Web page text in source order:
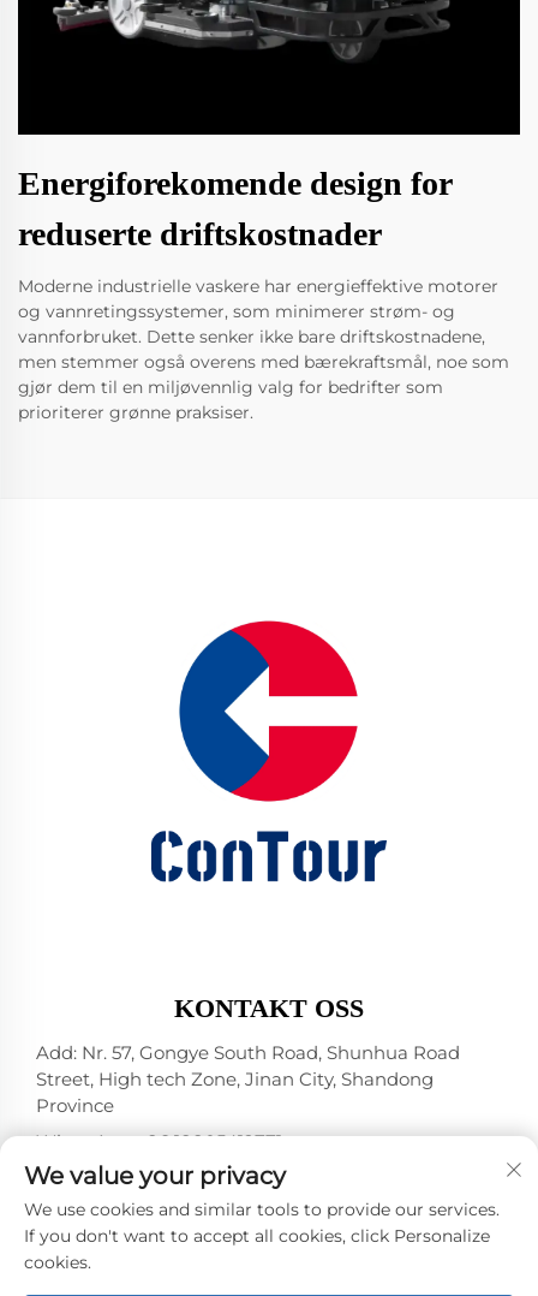
Energiforekomende design for
reduserte driftskostnader
Moderne industrielle vaskere har energieffektive motorer
og vannretingssystemer, som minimerer strøm- og
vannforbruket. Dette senker ikke bare driftskostnadene,
men stemmer også overens med bærekraftsmål, noe som
gjør dem til en miljøvennlig valg for bedrifter som
prioriterer grønne praksiser.
KONTAKT OSS
Add: Nr. 57, Gongye South Road, Shunhua Road
Street, High tech Zone, Jinan City, Shandong
Province
WhatsApp:+86 18805412771
+1（314）5989651
E-post:[email protected]
We value your privacy
We use cookies and similar tools to provide our services.
If you don't want to accept all cookies, click Personalize
cookies.